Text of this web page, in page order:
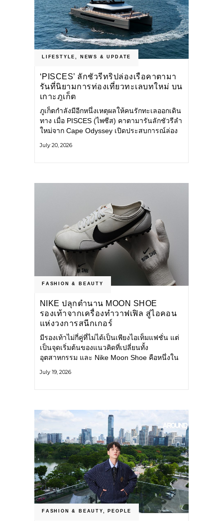
LIFESTYLE NEWS & UPDATE
‘PISCES’ ลักชัวรีทริปล่องเรือคาตามา
รันที่นิยามการท่องเที่ยวทะเลบทใหม่ บน
เกาะภูเก็ต
ภูเก็ตกำลังมีอีกหนึ่งเหตุผลให้คนรักทะเลออกเดิน
ทาง เมื่อ PISCES (ไพซีส) คาตามารันลักชัวรีลำ
ใหม่จาก Cape Odyssey เปิดประสบการณ์ล่อง
ไป ผสานความสะดวกสบายแบบโรงแรมระดับ
July 20, 2026
FASHION & BEAUTY
NIKE ปลุกตำนาน MOON SHOE
รองเท้าจากเครื่องทำวาฟเฟิล สู่ไอคอน
แห่งวงการสนีกเกอร์
มีรองเท้าไม่กี่คู่ที่ไม่ได้เป็นเพียงไอเท็มแฟชั่น แต่
เป็นจุดเริ่มต้นของแนวคิดที่เปลี่ยนทั้ง
อุตสาหกรรม และ Nike Moon Shoe คือหนึ่งใน
ศตวรรษก่อน กำลังกลับมาอีกครั้ง พร้อมพาเรื่อง
July 19, 2026
FASHION & BEAUTY PEOPLE